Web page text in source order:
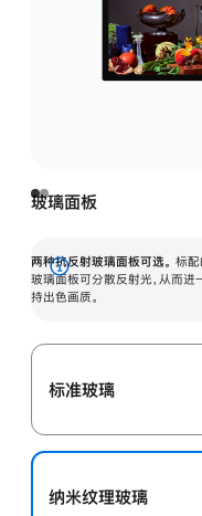
玻璃面板
两种抗反射玻璃面板可选。 标配
玻璃面板可分散反射光，从而进
持出色画质。
展
开
标准玻璃
纳米纹理玻璃